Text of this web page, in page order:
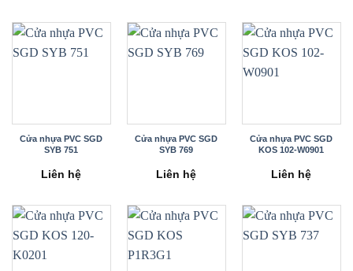
Cửa nhựa PVC SGD
SYB 751
Liên hệ
Cửa nhựa PVC SGD
SYB 769
Liên hệ
Cửa nhựa PVC SGD
KOS 102-W0901
Liên hệ